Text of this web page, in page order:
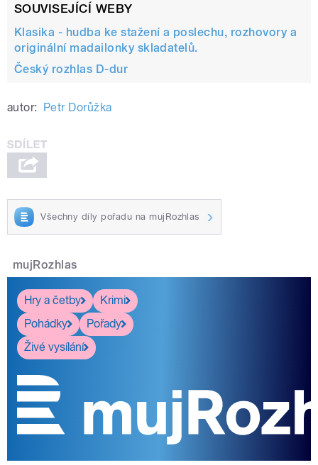
SOUVISEJÍCÍ WEBY
Klasika - hudba ke stažení a poslechu, rozhovory a
originální madailonky skladatelů.
Český rozhlas D-dur
autor: Petr Dorůžka
Všechny díly pořadu na mujRozhlas
mujRozhlas
Hry a četby
Krimi
Pohádky
Pořady
Živé vysílání